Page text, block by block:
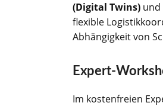
(Digital Twins) und
flexible
Abhängigkeit von
Expert-
Im kostenfreien